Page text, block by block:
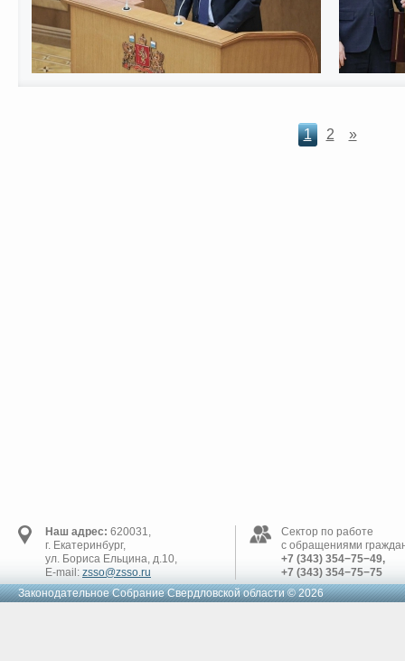
1 2 »
Наш адрес: 620031,
г. Екатеринбург,
ул. Бориса Ельцина, д.10,
E-mail: zsso@zsso.ru
Сектор по работе
с обращениями
+7 (343) 354−75−49,
+7 (343) 354−75−75
Законодательное Cобрание Свердловской области © 2026